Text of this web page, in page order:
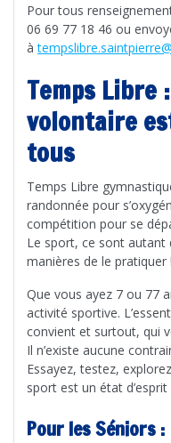
Pour tous
06 69 77 18 46 ou
à
Temps Libre
volontaire
tous
Temps Libre
randonnée pour
compétition pour se
Le sport, ce sont autant
manières de le pratiquer !
Que vous ayez 7 ou 77
activité sportive.
convient et surtout, qui
Il n’existe aucune
Essayez, testez,
sport est un état
Pour les Séniors :